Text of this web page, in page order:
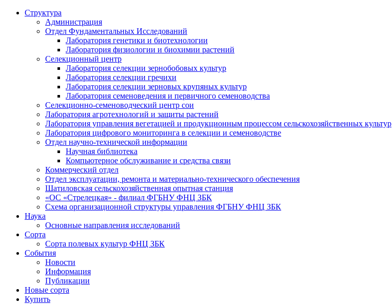
Структура
Администрация
Отдел Фундаментальных Исследований
Лаборатория генетики и биотехнологии
Лаборатория физиологии и биохимии растений
Селекционный центр
Лаборатория селекции зернобобовых культур
Лаборатория селекции гречихи
Лаборатория селекции зерновых крупяных культур
Лаборатория семеноведения и первичного семеноводства
Селекционно-семеноводческий центр сои
Лаборатория агротехнологий и защиты растений
Лаборатория управления вегетацией и продукционным процессом сельскохозяйственных культур
Лаборатория цифрового мониторинга в селекции и семеноводстве
Отдел научно-технической информации
Научная библиотека
Компьютерное обслуживание и средства связи
Коммерческий отдел
Отдел эксплуатации, ремонта и материально-технического обеспечения
Шатиловская сельскохозяйственная опытная станция
«ОС «Стрелецкая» - филиал ФГБНУ ФНЦ ЗБК
Схема организационной структуры управления ФГБНУ ФНЦ ЗБК
Наука
Основные направления исследований
Сорта
Сорта полевых культур ФНЦ ЗБК
События
Новости
Информация
Публикации
Новые сорта
Купить